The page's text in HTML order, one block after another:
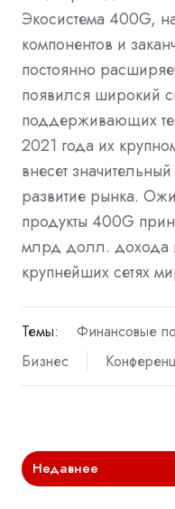
Экосистема 400G,
компонентов и
постоянно
появился широкий
поддерживающих
2021 года их
внесет
развитие рынка.
продукты 400G
млрд долл. дохода
крупнейших сетях
Темы: Финансовые
Бизнес
Недавнее